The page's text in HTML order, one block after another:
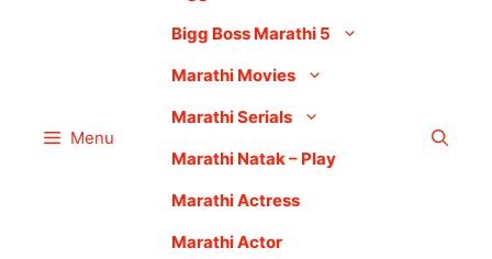
Menu
Bigg Boss Marathi 5
Marathi Movies
Marathi Serials
Marathi Natak – Play
Marathi Actress
Marathi Actor